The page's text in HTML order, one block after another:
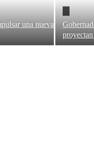
una nueva